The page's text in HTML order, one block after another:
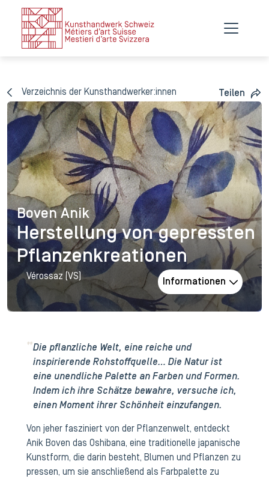
Verzeichnis der Kunsthandwerker:innen Teilen
Boven Anik
Boven Anik
Herstellung von gepressten
Pflanzenkreationen
Vérossaz (VS)
Informationen
Die pflanzliche Welt, eine reiche und
inspirierende Rohstoffquelle… Die Natur ist
eine unendliche Palette an Farben und Formen.
Indem ich ihre Schätze bewahre, versuche ich,
einen Moment ihrer Schönheit einzufangen.
Von jeher fasziniert von der Pflanzenwelt, entdeckt
Anik Boven das Oshibana, eine traditionelle japanische
Kunstform, die darin besteht, Blumen und Pflanzen zu
pressen, um sie anschließend als Farbpalette zu